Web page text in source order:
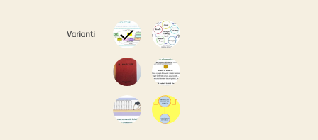
Varianti
0 1
2 3